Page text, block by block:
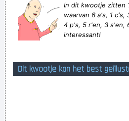
I had an idea but I guess I'm
Velen voelen zich
In dit kwootje zitten
waarvan 6 a's, 1
4 p's, 5 r'en, 3 s'en,
interessant!
Dit kwootje kan het best